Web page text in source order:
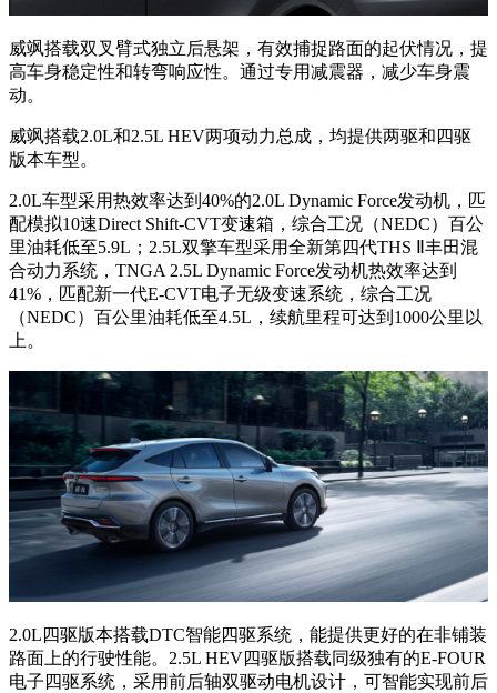
威飒搭载双叉臂式独立后悬架，有效捕捉路面的起伏情况，提
高车身稳定性和转弯响应性。通过专用减震器，减少车身震
动。
威飒搭载2.0L和2.5L HEV两项动力总成，均提供两驱和四驱
版本车型。
2.0L车型采用热效率达到40%的2.0L Dynamic Force发动机，匹
配模拟10速Direct Shift-CVT变速箱，综合工况（NEDC）百公
里油耗低至5.9L；2.5L双擎车型采用全新第四代THS Ⅱ丰田混
合动力系统，TNGA 2.5L Dynamic Force发动机热效率达到
41%，匹配新一代E-CVT电子无级变速系统，综合工况
（NEDC）百公里油耗低至4.5L，续航里程可达到1000公里以
上。
2.0L四驱版本搭载DTC智能四驱系统，能提供更好的在非铺装
路面上的行驶性能。2.5L HEV四驱版搭载同级独有的E-FOUR
电子四驱系统，采用前后轴双驱动电机设计，可智能实现前后